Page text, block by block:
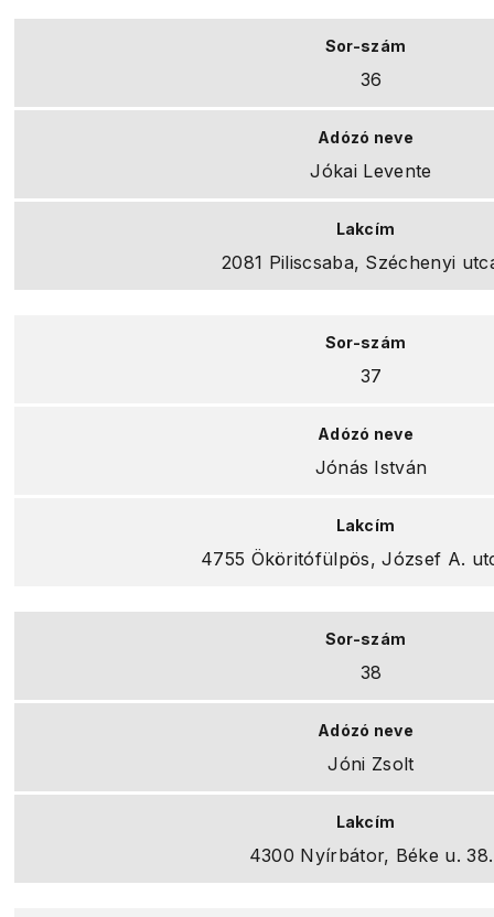
36
Jókai Levente
2081 Piliscsaba, Széchenyi
37
Jónás István
4755 Ököritófülpös, József A.
38
Jóni Zsolt
4300 Nyírbátor, Béke u. 38.